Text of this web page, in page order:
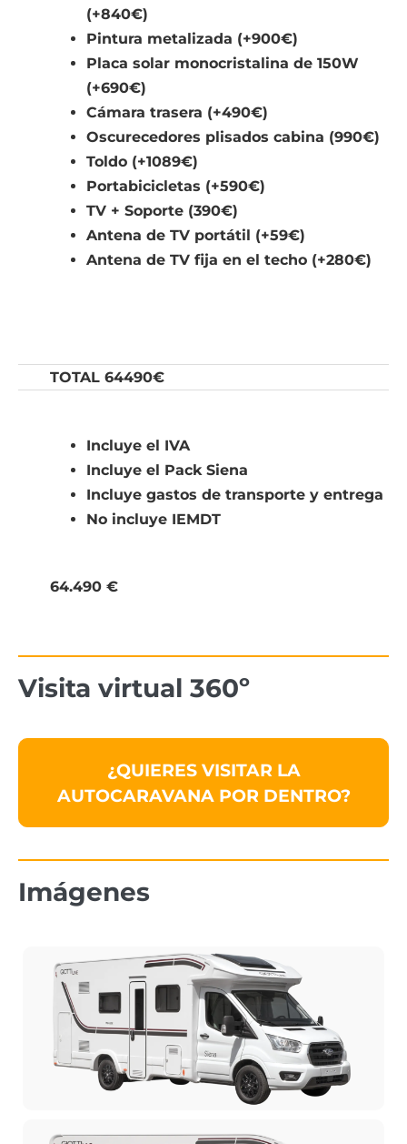
(+840€)
Pintura metalizada (+900€)
Placa solar monocristalina de 150W
(+690€)
Cámara trasera (+490€)
Oscurecedores plisados cabina (990€)
Toldo (+1089€)
Portabicicletas (+590€)
TV + Soporte (390€)
Antena de TV portátil (+59€)
Antena de TV fija en el techo (+280€)
TOTAL 64490€
Incluye el IVA
Incluye el Pack Siena
Incluye gastos de transporte y entrega
No incluye IEMDT
64.490 €
Visita virtual 360º
¿QUIERES VISITAR LA
AUTOCARAVANA POR DENTRO?
Imágenes